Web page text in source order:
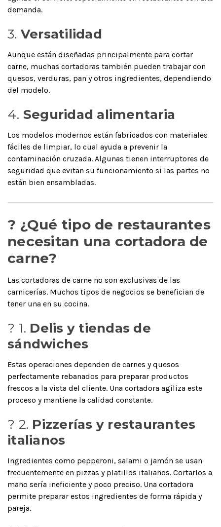
demanda.
3. Versatilidad
Aunque están diseñadas principalmente para cortar
carne, muchas cortadoras también pueden trabajar con
quesos, verduras, pan y otros ingredientes, dependiendo
del modelo.
4. Seguridad alimentaria
Los modelos modernos están fabricados con materiales
fáciles de limpiar, lo cual ayuda a prevenir la
contaminación cruzada. Algunas tienen interruptores de
seguridad que evitan su funcionamiento si las partes no
están bien ensambladas.
?️ ¿Qué tipo de restaurantes
necesitan una cortadora de
carne?
Las cortadoras de carne no son exclusivas de las
carnicerías. Muchos tipos de negocios se benefician de
tener una en su cocina.
? 1. Delis y tiendas de
sándwiches
Estas operaciones dependen de carnes y quesos
perfectamente rebanados para preparar productos
frescos a la vista del cliente. Una cortadora agiliza este
proceso y mantiene la calidad constante.
? 2. Pizzerías y restaurantes
italianos
Ingredientes como pepperoni, salami o jamón se usan
frecuentemente en pizzas y platillos italianos. Cortarlos a
mano sería ineficiente y poco preciso. Una cortadora
permite preparar estos ingredientes de forma rápida y
pareja.